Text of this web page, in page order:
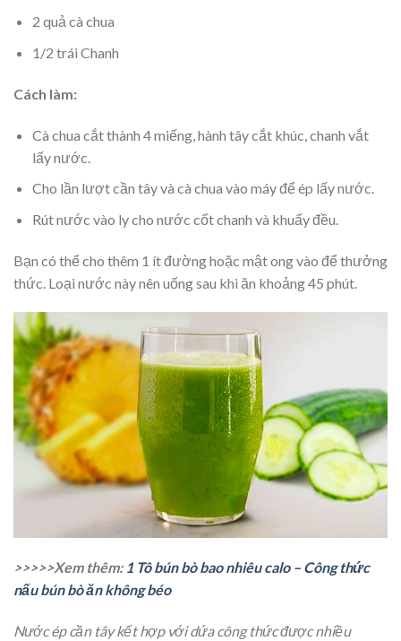
2 quả cà chua
1/2 trái Chanh
Cách làm:
Cà chua cắt thành 4 miếng, hành tây cắt khúc, chanh vắt
lấy nước.
Cho lần lượt cần tây và cà chua vào máy để ép lấy nước.
Rút nước vào ly cho nước cốt chanh và khuấy đều.
Bạn có thể cho thêm 1 ít đường hoặc mật ong vào để thưởng
thức. Loại nước này nên uống sau khi ăn khoảng 45 phút.
>>>>>Xem thêm: 1 Tô bún bò bao nhiêu calo – Công thức
nấu bún bò ăn không béo
Nước ép cần tây kết hợp với dứa công thức được nhiều